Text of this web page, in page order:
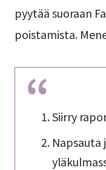
pyytää suoraan
poistamista.
Siirry
Napsauta